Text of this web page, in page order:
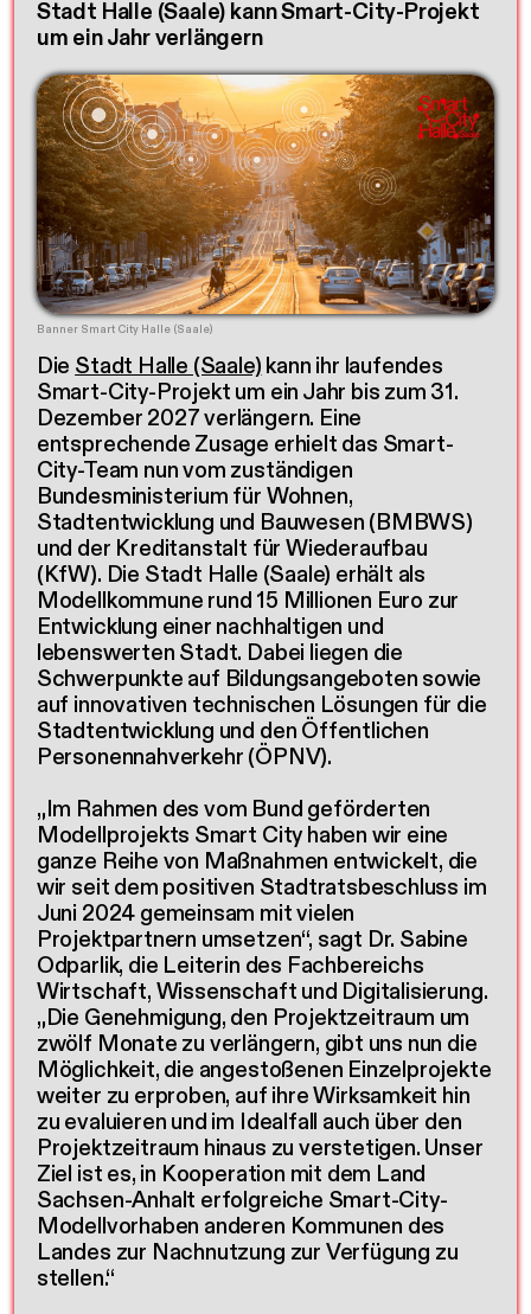
Stadt Halle (Saale) kann Smart-City-Projekt
um ein Jahr verlängern
Banner Smart City Halle (Saale)
Die Stadt Halle (Saale) kann ihr laufendes
Smart-City-Projekt um ein Jahr bis zum 31.
Dezember 2027 verlängern. Eine
entsprechende Zusage erhielt das Smart-
City-Team nun vom zuständigen
Bundesministerium für Wohnen,
Stadtentwicklung und Bauwesen (BMBWS)
und der Kreditanstalt für Wiederaufbau
(KfW). Die Stadt Halle (Saale) erhält als
Modellkommune rund 15 Millionen Euro zur
Entwicklung einer nachhaltigen und
lebenswerten Stadt. Dabei liegen die
Schwerpunkte auf Bildungsangeboten sowie
auf innovativen technischen Lösungen für die
Stadtentwicklung und den Öffentlichen
Personennahverkehr (ÖPNV).
„Im Rahmen des vom Bund geförderten
Modellprojekts Smart City haben wir eine
ganze Reihe von Maßnahmen entwickelt, die
wir seit dem positiven Stadtratsbeschluss im
Juni 2024 gemeinsam mit vielen
Projektpartnern umsetzen“, sagt Dr. Sabine
Odparlik, die Leiterin des Fachbereichs
Wirtschaft, Wissenschaft und Digitalisierung.
„Die Genehmigung, den Projektzeitraum um
zwölf Monate zu verlängern, gibt uns nun die
Möglichkeit, die angestoßenen Einzelprojekte
weiter zu erproben, auf ihre Wirksamkeit hin
zu evaluieren und im Idealfall auch über den
Projektzeitraum hinaus zu verstetigen. Unser
Ziel ist es, in Kooperation mit dem Land
Sachsen-Anhalt erfolgreiche Smart-City-
Modellvorhaben anderen Kommunen des
Landes zur Nachnutzung zur Verfügung zu
stellen.“